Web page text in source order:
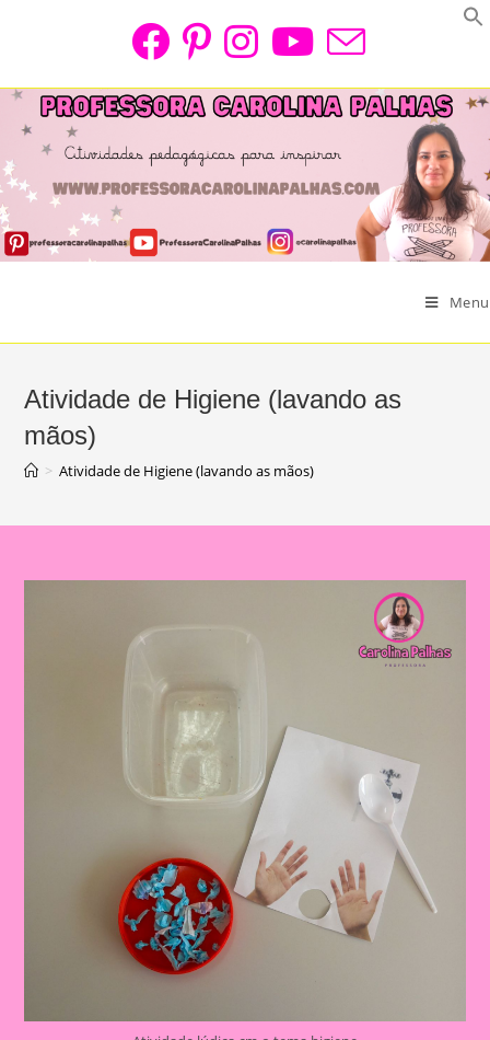
Menu
Atividade de Higiene (lavando as
mãos)
> Atividade de Higiene (lavando as mãos)